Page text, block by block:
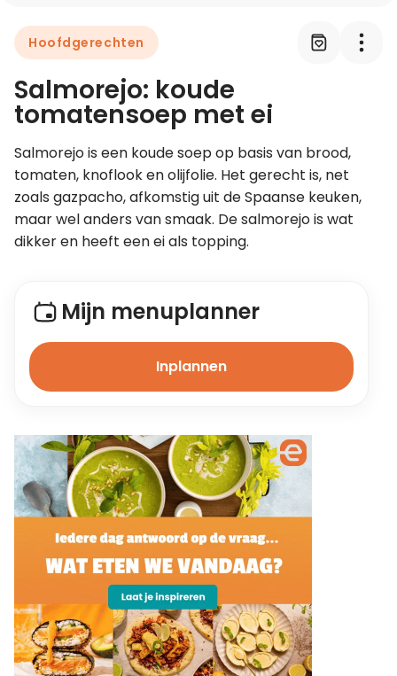
Leer koken als een chef
Hoofdgerechten
Salmorejo: koude
tomatensoep met ei
Salmorejo is een koude soep op basis van brood,
tomaten, knoflook en olijfolie. Het gerecht is, net
zoals gazpacho, afkomstig uit de Spaanse keuken,
maar wel anders van smaak. De salmorejo is wat
dikker en heeft een ei als topping.
Mijn menuplanner
Inplannen